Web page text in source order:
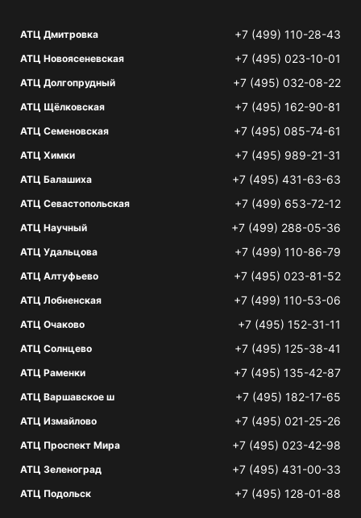
АТЦ Дмитровка +7 (499) 110-28-43
АТЦ Новоясеневская +7 (495) 023-10-01
АТЦ Долгопрудный +7 (495) 032-08-22
АТЦ Щёлковская +7 (495) 162-90-81
АТЦ Семеновская +7 (495) 085-74-61
АТЦ Химки +7 (495) 989-21-31
АТЦ Балашиха +7 (495) 431-63-63
АТЦ Севастопольская +7 (499) 653-72-12
АТЦ Научный +7 (499) 288-05-36
АТЦ Удальцова +7 (499) 110-86-79
АТЦ Алтуфьево +7 (495) 023-81-52
АТЦ Лобненская +7 (499) 110-53-06
АТЦ Очаково +7 (495) 152-31-11
АТЦ Солнцево +7 (495) 125-38-41
АТЦ Раменки +7 (495) 135-42-87
АТЦ Варшавское ш +7 (495) 182-17-65
АТЦ Измайлово +7 (495) 021-25-26
АТЦ Проспект Мира +7 (495) 023-42-98
АТЦ Зеленоград +7 (495) 431-00-33
АТЦ Подольск +7 (495) 128-01-88